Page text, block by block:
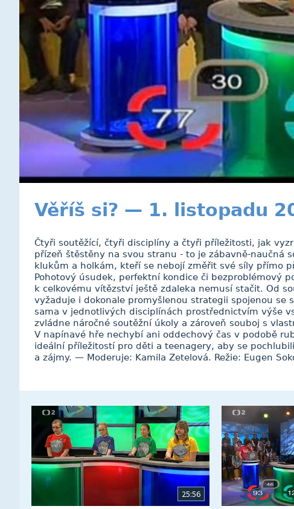
Věříš si? — 1. listopadu
Čtyři soutěžící, čtyři disciplíny a čtyři příležitosti, jak
přízeň štěstěny na svou stranu - to je zábavně-naučná
klukům a holkám, kteří se nebojí změřit své síly přímo
Pohotový úsudek, perfektní kondice či bezproblémový
k celkovému vítězství ještě zdaleka nemusí stačit. Od
vyžaduje i dokonale promyšlenou strategii spojenou se
sama v jednotlivých disciplínách prostřednictvím výše
zvládne náročné soutěžní úkoly a zároveň souboj s
V napínavé hře nechybí ani oddechový čas v podobě
ideální příležitostí pro děti a teenagery, aby se
a zájmy. — Moderuje: Kamila Zetelová. Režie: Eugen
25:56